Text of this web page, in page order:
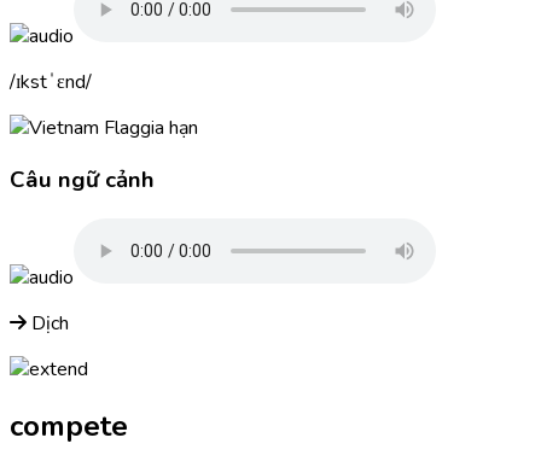
ɪkstˈɛnd
gia hạn
Câu ngữ cảnh
Dịch
compete